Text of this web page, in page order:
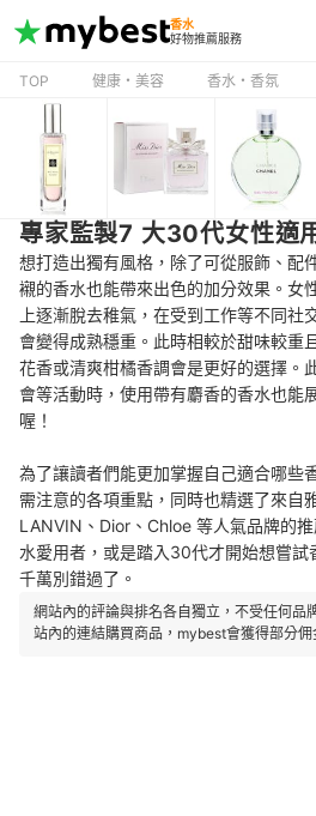
香水
好物推薦服務
TOP 健康・美容 香水・香氛
專家監製7 大30代女性適
想打造出獨有風格，除了可從服飾、配
襯的香水也能帶來出色的加分效果。女
上逐漸脫去稚氣，在受到工作等不同社
會變得成熟穩重。此時相較於甜味較重
花香或清爽柑橘香調會是更好的選擇。
會等活動時，使用帶有麝香的香水也能
喔！
為了讓讀者們能更加掌握自己適合哪些
需注意的各項重點，同時也精選了來自
LANVIN、Dior、Chloe 等人氣品牌的
水愛用者，或是踏入30代才開始想嘗
千萬別錯過了。
網站內的評論與排名各自獨立，不受任何品
站內的連結購買商品，mybest會獲得部分佣